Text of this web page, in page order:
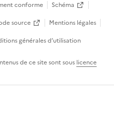
conforme
Schéma
source
Mentions légales
générales d’utilisation
de ce site sont sous licence